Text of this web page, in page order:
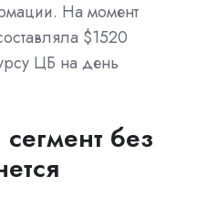
На момент
$1520
ЦБ на день
без